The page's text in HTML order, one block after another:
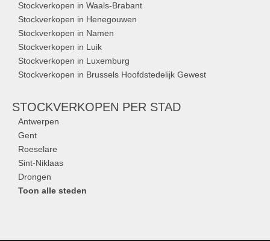
Stockverkopen in Waals-Brabant
Stockverkopen in Henegouwen
Stockverkopen in Namen
Stockverkopen in Luik
Stockverkopen in Luxemburg
Stockverkopen in Brussels Hoofdstedelijk Gewest
STOCKVERKOPEN PER STAD
Antwerpen
Gent
Roeselare
Sint-Niklaas
Drongen
Toon alle steden